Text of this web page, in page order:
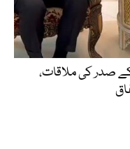
کے صدر کی ملاقات،